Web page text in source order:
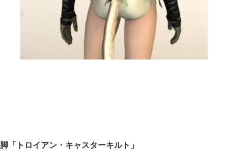
脚「トロイアン・キャスターキルト」